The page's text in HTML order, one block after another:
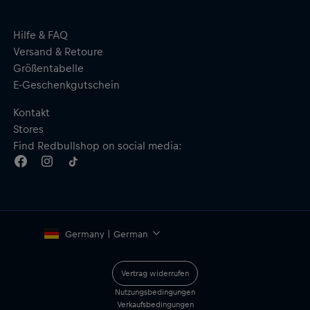
Hilfe & FAQ
Versand & Retoure
Größentabelle
E-Geschenkgutschein
Kontakt
Stores
Find Redbullshop on social media:
Germany | German
Vertrag widerrufen
Nutzungsbedingungen
Verkaufsbedingungen